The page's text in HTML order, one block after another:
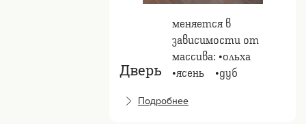
Дверь
меняется в
зависимости от
массива: •ольха
•ясень⠀ •дуб
Подробнее